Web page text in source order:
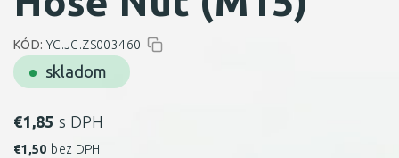
skladom
KÓD: YC.JG.ZS003460
€1,85 s DPH
€1,50 bez DPH